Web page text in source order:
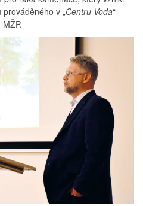
prováděného v „Centru Voda“